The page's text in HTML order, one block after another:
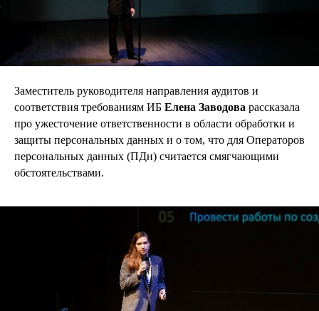
Заместитель руководителя направления аудитов и
соответствия требованиям ИБ Елена Заводова рассказала
про ужесточение ответственности в области обработки и
защиты персональных данных и о том, что для Операторов
персональных данных (ПДн) считается смягчающими
обстоятельствами.